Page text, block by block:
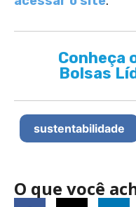
Conheça
Bolsas
sustentabilidade
O que você